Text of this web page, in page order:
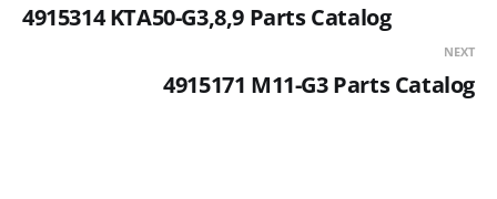
4915314 KTA50-G3,8,9 Parts Catalog
NEXT
4915171 M11-G3 Parts Catalog